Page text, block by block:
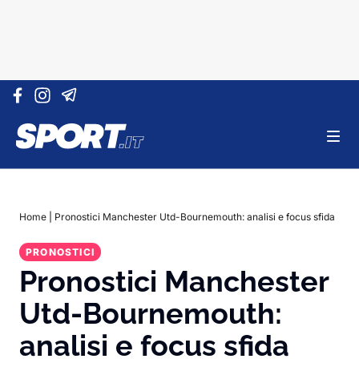
Vai al contenuto
Home Pronostici Manchester Utd-Bournemouth: analisi e focus sfida
PRONOSTICI
Pronostici Manchester
Utd-Bournemouth:
analisi e focus sfida